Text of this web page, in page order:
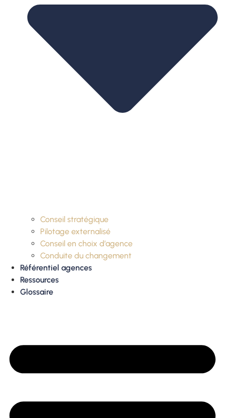
Conseil stratégique
Pilotage externalisé
Conseil en choix d’agence
Conduite du changement
Référentiel agences
Ressources
Glossaire